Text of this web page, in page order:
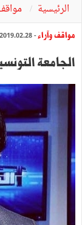
الرئيسية
مواقف وآراء- 2019.02.28
الجامعة